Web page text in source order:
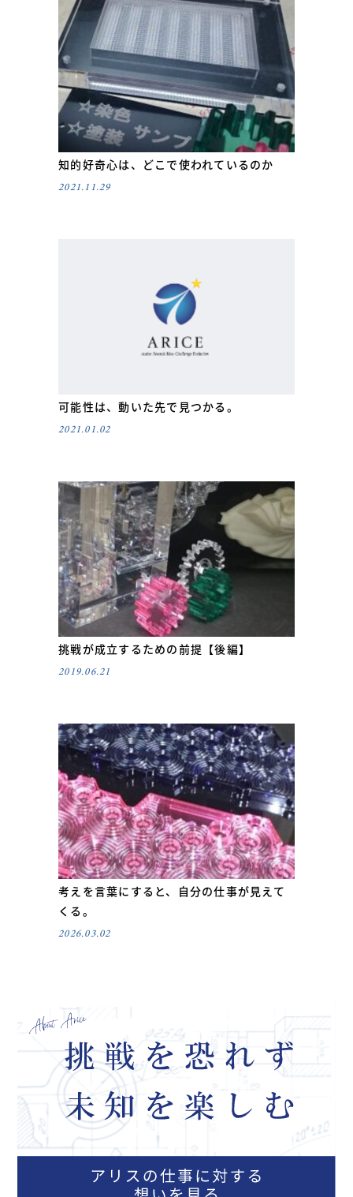
知的好奇心は、どこで使われているのか
2021.11.29
可能性は、動いた先で見つかる。
2021.01.02
挑戦が成立するための前提【後編】
2019.06.21
考えを言葉にすると、自分の仕事が見えて
くる。
2026.03.02